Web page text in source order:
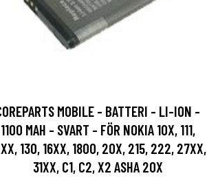
MOBILE - BATTERI - LI-ION -
1100 MAH - SVART - FÖR NOKIA 10X, 111,
130, 16XX, 1800, 20X, 215, 222, 27XX,
31XX, C1, C2, X2 ASHA 20X